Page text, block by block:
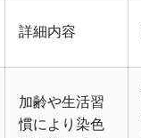
詳細内容
加齢や生活習
慣により染色